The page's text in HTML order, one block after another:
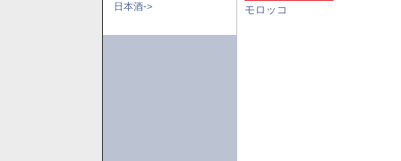
日本酒->
モロッコ